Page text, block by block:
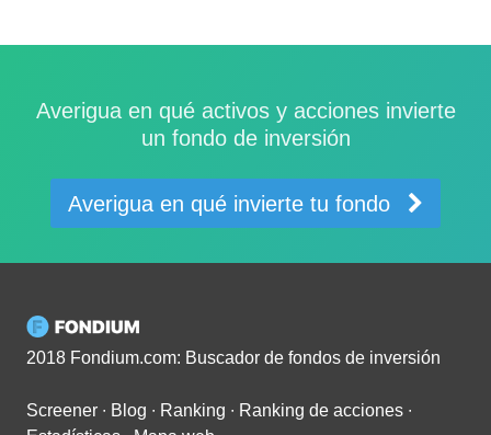
Averigua en qué activos y acciones invierte
un fondo de inversión
Averigua en qué invierte tu fondo
2018 Fondium.com: Buscador de fondos de inversión
Screener ∙ Blog ∙ Ranking ∙ Ranking de acciones ∙